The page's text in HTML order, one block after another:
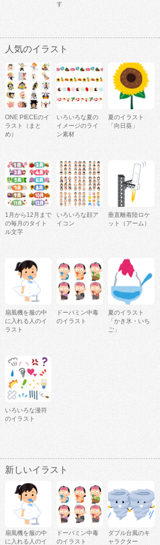
す
人気のイラスト
ONE PIECEのイ
ラスト（まと
め）
いろいろな夏の
イメージのライ
ン素材
夏のイラスト
「向日葵」
1月から12月まで
の毎月のタイト
ル文字
いろいろな顔ア
イコン
垂直離着陸ロケ
ット（アーム）
扇風機を服の中
に入れる人のイ
ラスト
ドーパミン中毒
のイラスト
夏のイラスト
「かき氷・いち
ご」
いろいろな漫符
のイラスト
新しいイラスト
扇風機を服の中
に入れる人のイ
ドーパミン中毒
のイラスト
ダブル台風のキ
ャラクター